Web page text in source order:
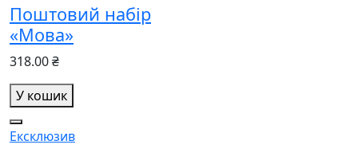
Поштовий набір
«Мова»
318.00 ₴
У кошик
Ексклюзив